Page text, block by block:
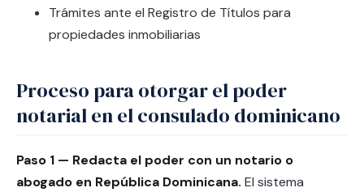
Trámites ante el Registro de Títulos para
propiedades inmobiliarias
Proceso para otorgar el poder
notarial en el consulado dominicano
Paso 1 — Redacta el poder con un notario o
abogado en República Dominicana. El sistema